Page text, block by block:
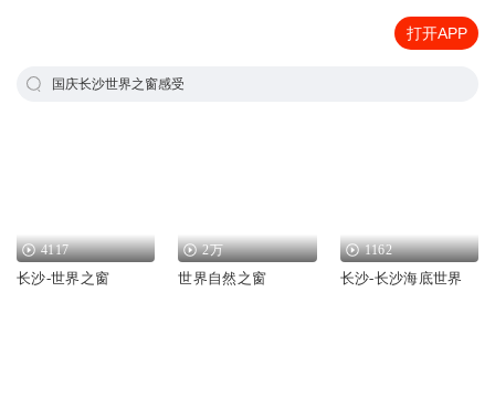
打开APP
国庆长沙世界之窗感受
4117
长沙-世界之窗
2万
世界自然之窗
1162
长沙-长沙海底世界